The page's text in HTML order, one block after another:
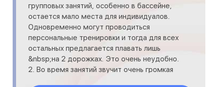
групповых занятий, особенно в бассейне,
остается мало места для индивидуалов.
Одновременно могут проводиться
персональные тренировки и тогда для всех
остальных предлагается плавать лишь
&nbsp;на 2 дорожках. Это очень неудобно.
2. Во время занятий звучит очень громкая